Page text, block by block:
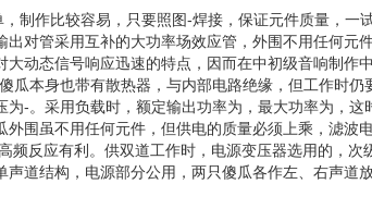
制作比较容易，只要照图-焊接，保证元件质量，一
对管采用互补的大功率场效应管，外围不用任何元
动态信号响应迅速的特点，因而在中初级音响制作
瓜本身也带有散热器，与内部电路绝缘，但工作时仍
-。采用负载时，额定输出功率为，最大功率为，这
围虽不用任何元件，但供电的质量必须上乘，滤波
频反应有利。供双道工作时，电源变压器选用的，次
道结构，电源部分公用，两只傻瓜各作左、右声道